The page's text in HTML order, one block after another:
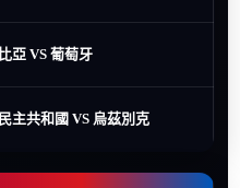
亞 VS 葡萄牙
主共和國 VS 烏茲別克